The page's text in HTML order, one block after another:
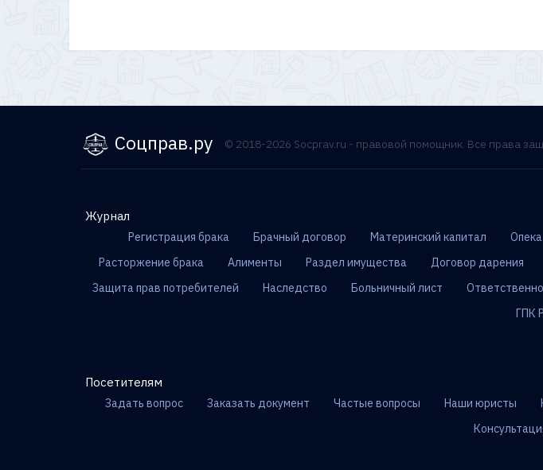
Соцправ.ру © 2018-2026 Socprav.ru - правовой помощник. Все права
Журнал
Регистрация брака Брачный договор Материнский капитал
Расторжение брака
Алименты Раздел имущества Договор дарения
Защита прав потребителей
Наследство Больничный лист
ГПК
Посетителям
Задать вопрос Заказать документ Частые вопросы Наши юристы